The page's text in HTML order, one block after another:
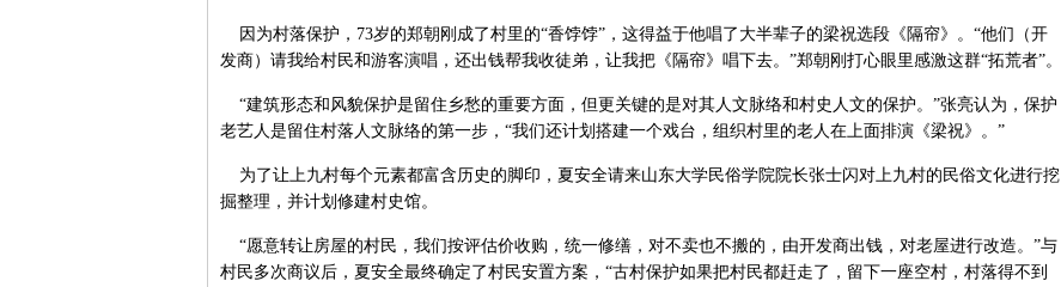
因为村落保护，73岁的郑朝刚成了村里的“香饽饽”，这得益于他唱了大半辈子的梁祝选段《隔帘》。“他们（开
发商）请我给村民和游客演唱，还出钱帮我收徒弟，让我把《隔帘》唱下去。”郑朝刚打心眼里感激这群“拓荒者”。
“建筑形态和风貌保护是留住乡愁的重要方面，但更关键的是对其人文脉络和村史人文的保护。”张亮认为，保护
老艺人是留住村落人文脉络的第一步，“我们还计划搭建一个戏台，组织村里的老人在上面排演《梁祝》。”
为了让上九村每个元素都富含历史的脚印，夏安全请来山东大学民俗学院院长张士闪对上九村的民俗文化进行挖
掘整理，并计划修建村史馆。
“愿意转让房屋的村民，我们按评估价收购，统一修缮，对不卖也不搬的，由开发商出钱，对老屋进行改造。”与
村民多次商议后，夏安全最终确定了村民安置方案，“古村保护如果把村民都赶走了，留下一座空村，村落得不到